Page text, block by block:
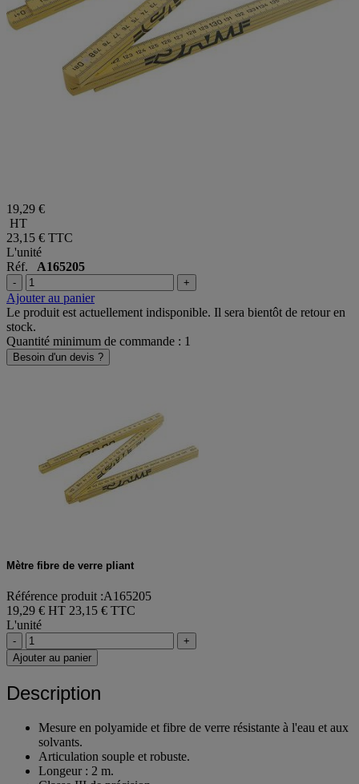
19,29 €
HT
23,15 € TTC
L'unité
Réf. A165205
- +
Ajouter au panier
Le produit est actuellement indisponible. Il sera bientôt de retour en
stock.
Quantité minimum de commande : 1
Besoin d'un devis ?
Mètre fibre de verre pliant
Référence produit :A165205
19,29 € HT 23,15 € TTC
L'unité
-
+
Ajouter au panier
Description
Mesure en polyamide et fibre de verre résistante à l'eau et aux
solvants.
Articulation souple et robuste.
Longeur : 2 m.